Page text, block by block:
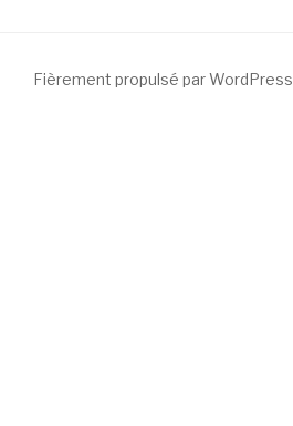
Fièrement propulsé par WordPress